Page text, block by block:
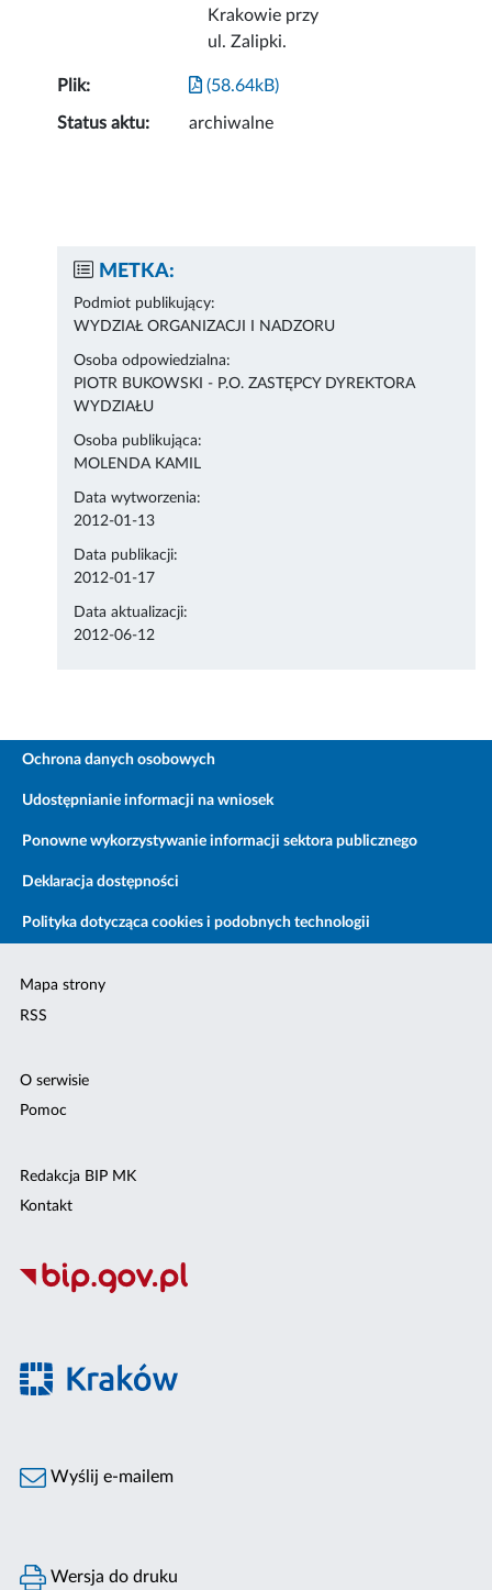
Krakowie przy
ul. Zalipki.
Plik: (58.64kB)
Status aktu: archiwalne
METKA:
Podmiot publikujący:
WYDZIAŁ ORGANIZACJI I NADZORU
Osoba odpowiedzialna:
PIOTR BUKOWSKI - P.O. ZASTĘPCY DYREKTORA
WYDZIAŁU
Osoba publikująca:
MOLENDA KAMIL
Data wytworzenia:
2012-01-13
Data publikacji:
2012-01-17
Data aktualizacji:
2012-06-12
Ochrona danych osobowych
Udostępnianie informacji na wniosek
Ponowne wykorzystywanie informacji sektora publicznego
Deklaracja dostępności
Polityka dotycząca cookies i podobnych technologii
Mapa strony
RSS
O serwisie
Pomoc
Redakcja BIP MK
Kontakt
Wyślij e-mailem
Wersja do druku